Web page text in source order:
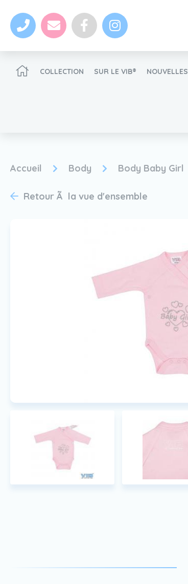
COLLECTION SUR LE VIB® NOUVELLES
Accueil Body Body Baby Girl
Retour Ã la vue d'ensemble